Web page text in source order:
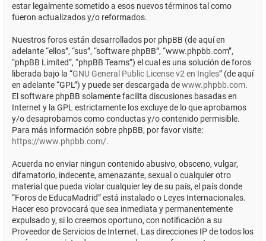
estar legalmente sometido a esos nuevos términos tal como
fueron actualizados y/o reformados.
Nuestros foros están desarrollados por phpBB (de aquí en
adelante “ellos”, “sus”, “software phpBB”, “www.phpbb.com”,
“phpBB Limited”, “phpBB Teams”) el cual es una solución de foros
liberada bajo la “GNU General Public License v2 en Ingles” (de aquí
en adelante “GPL”) y puede ser descargada dewww.phpbb.com.
El software phpBB solamente facilita discusiones basadas en
Internet y la GPL estrictamente los excluye de lo que aprobamos
y/o desaprobamos como conductas y/o contenido permisible.
Para más información sobre phpBB, por favor visite:
https://www.phpbb.com/.
Acuerda no enviar ningun contenido abusivo, obsceno, vulgar,
difamatorio, indecente, amenazante, sexual o cualquier otro
material que pueda violar cualquier ley de su país, el país donde
“Foros de EducaMadrid” está instalado o Leyes Internacionales.
Hacer eso provocará que sea inmediata y permanentemente
expulsado y, si lo creemos oportuno, con notificación a su
Proveedor de Servicios de Internet. Las direcciones IP de todos los